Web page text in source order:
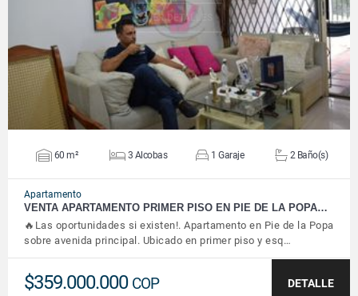
VER DETALLES
60 m² 3 Alcobas 1 Garaje 2 Baño(s)
Apartamento
VENTA APARTAMENTO PRIMER PISO EN PIE DE LA POPA…
🔥Las oportunidades si existen!. Apartamento en Pie de la Popa
sobre avenida principal. Ubicado en primer piso y esq…
$359.000.000 COP DETALLE